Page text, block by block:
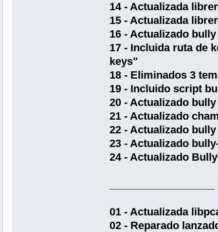
14 - Actualizada
15 - Actualizada
16 - Actualizado
17 - Incluida ruta de
keys"
18 - Eliminados 3
19 - Incluido script
20 - Actualizado bully
21 - Actualizado
22 - Actualizado bully
23 - Actualizado
24 - Actualizado
01 - Actualizada
02 - Reparado